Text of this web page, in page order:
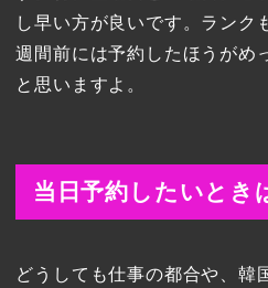
し早い方が良いです。ランク
週間前には予約したほうがめ
と思いますよ。
当日予約したいとき
どうしても仕事の都合や、韓